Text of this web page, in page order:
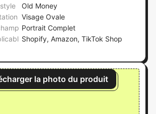
Old Money
Visage Ovale
Portrait Complet
Shopify, Amazon, TikTok Shop
la photo du produit